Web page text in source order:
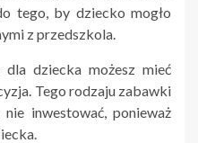
tego, by dziecko mogło
z przedszkola.
dziecka możesz mieć
Tego rodzaju zabawki
inwestować, ponieważ